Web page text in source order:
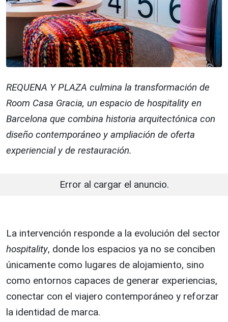
REQUENA Y PLAZA culmina la transformación de
Room Casa Gracia, un espacio de hospitality en
Barcelona que combina historia arquitectónica con
diseño contemporáneo y ampliación de oferta
experiencial y de restauración.
Error al cargar el anuncio.
La intervención responde a la evolución del sector
hospitality, donde los espacios ya no se conciben
únicamente como lugares de alojamiento, sino
como entornos capaces de generar experiencias,
conectar con el viajero contemporáneo y reforzar
la identidad de marca.